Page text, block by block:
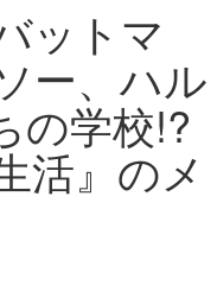
ットマ
ー、ハル
の学校!?
活』のメ